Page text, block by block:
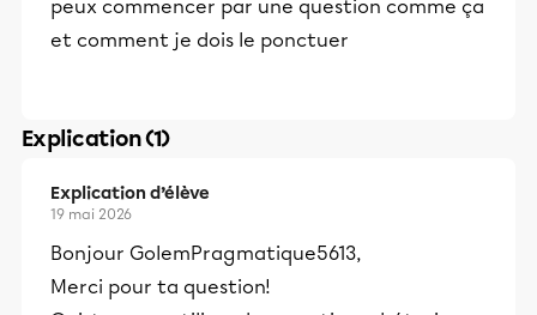
peux commencer par une question comme ça
et comment je dois le ponctuer
Explication (1)
Explication d’élève
19 mai 2026
Bonjour GolemPragmatique5613,
Merci pour ta question!